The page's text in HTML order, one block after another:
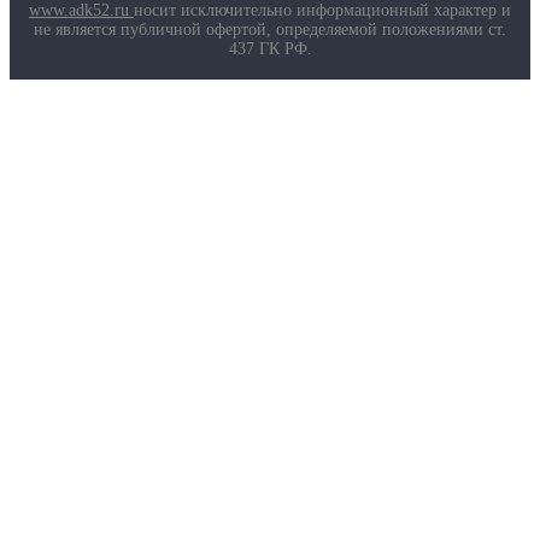
Маркировка противогазов
Основные ТР ТС, ГОСТ и ТУ
www.adk52.ru носит исключительно информационный характер и
не является публичной офертой, определяемой положениями ст.
437 ГК РФ.